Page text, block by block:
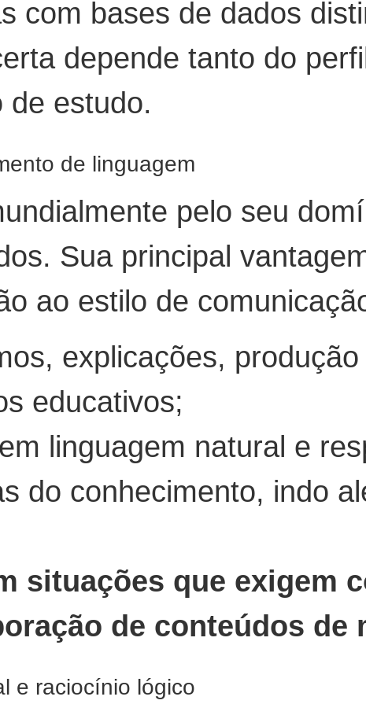
com bases de dados
depende tanto do
de estudo.
de linguagem
pelo seu
Sua principal
ao estilo de
explicações,
educativos;
linguagem natural e
do conhecimento, indo
situações que exigem
de conteúdos de
e raciocínio lógico